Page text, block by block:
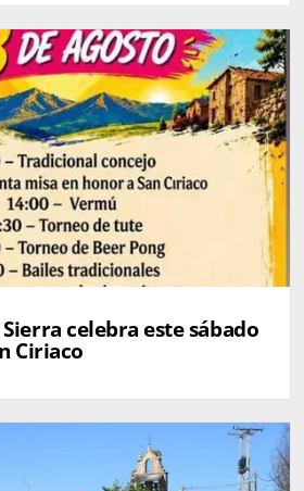
celebra este sábado
Ciriaco